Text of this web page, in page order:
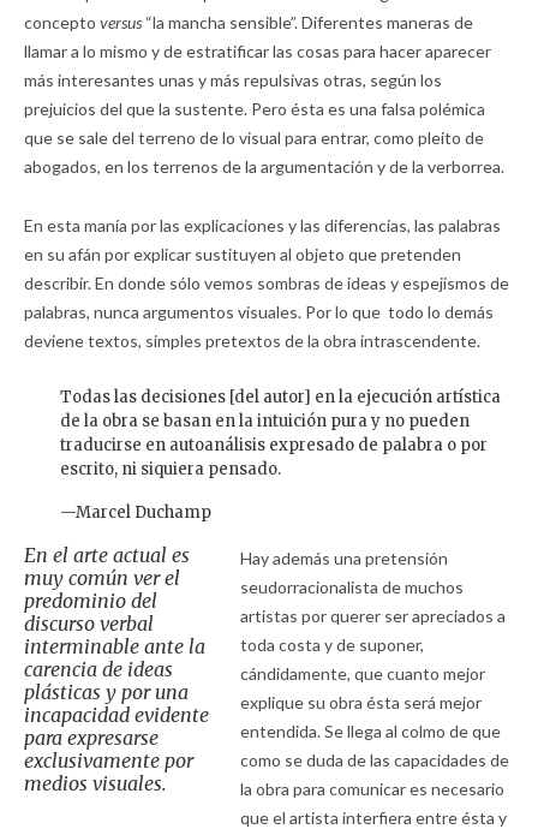
concepto versus “la mancha sensible”. Diferentes maneras de
llamar a lo mismo y de estratificar las cosas para hacer aparecer
más interesantes unas y más repulsivas otras, según los
prejuicios del que la sustente. Pero ésta es una falsa polémica
que se sale del terreno de lo visual para entrar, como pleito de
abogados, en los terrenos de la argumentación y de la verborrea.
En esta manía por las explicaciones y las diferencias, las palabras
en su afán por explicar sustituyen al objeto que pretenden
describir. En donde sólo vemos sombras de ideas y espejismos de
palabras, nunca argumentos visuales. Por lo que todo lo demás
deviene textos, simples pretextos de la obra intrascendente.
Todas las decisiones [del autor] en la ejecución artística
de la obra se basan en la intuición pura y no pueden
traducirse en autoanálisis expresado de palabra o por
escrito, ni siquiera pensado.
—Marcel Duchamp
En el arte actual es
muy común ver el
predominio del
discurso verbal
interminable ante la
carencia de ideas
plásticas y por una
incapacidad evidente
para expresarse
exclusivamente por
medios visuales.
Hay además una pretensión
seudorracionalista de muchos
artistas por querer ser apreciados a
toda costa y de suponer,
cándidamente, que cuanto mejor
explique su obra ésta será mejor
entendida. Se llega al colmo de que
como se duda de las capacidades de
la obra para comunicar es necesario
que el artista interfiera entre ésta y